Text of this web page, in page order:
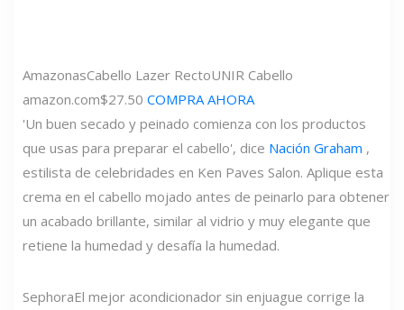
AmazonasCabello Lazer RectoUNIR Cabello
amazon.com$27.50 COMPRA AHORA
'Un buen secado y peinado comienza con los productos
que usas para preparar el cabello', dice Nación Graham ,
estilista de celebridades en Ken Paves Salon. Aplique esta
crema en el cabello mojado antes de peinarlo para obtener
un acabado brillante, similar al vidrio y muy elegante que
retiene la humedad y desafía la humedad.
SephoraEl mejor acondicionador sin enjuague corrige la